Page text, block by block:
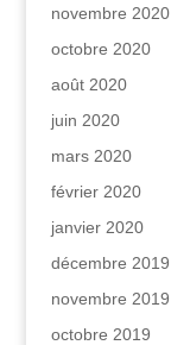
novembre 2020
octobre 2020
août 2020
juin 2020
mars 2020
février 2020
janvier 2020
décembre 2019
novembre 2019
octobre 2019